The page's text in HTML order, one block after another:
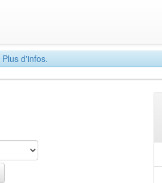
Plus d'infos.